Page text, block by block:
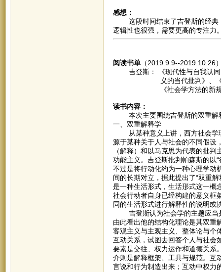
感想：
这段时间结束了吉登斯的经典，
逻辑性也很强，需要更高的专注力
阅读书单（2019.9.9--2019.10.26
吉登斯： 《现代性与自我认同
义的当代批判》、《欧洲模
《社会学方法的新规则》
读书内容：
本次主要围绕吉登斯的双重解
一、双重解释学
从某种意义上讲，西方社会学理
源于某种关于人与社会的不同假设
（解释）和以马克思为代表的批
功能主义。吉登斯批判帕森斯的以
不过是将行动化约为一种心理学动
间的长期对立，据此提出了“双重
是一种生活形式，生活形式这一
社会行动者自身已经构建的意义框
同的生活形式进行解释性的说明或
吉登斯认为社会学的主题应当是
由此看出他的结构化理论是其双重
客观主义与主观主义、整体论与个
互动关系，试图去回答个人与社会
要素是交往、权力运作和道德关系
介则是解释框架、工具与规范。互
言说和行为制造出来；互动中权力